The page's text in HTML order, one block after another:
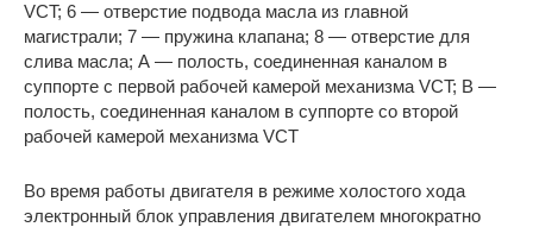
VCT; 6 — отверстие подвода масла из главной
магистрали; 7 — пружина клапана; 8 — отверстие для
слива масла; А — полость, соединенная каналом в
суппорте с первой рабочей камерой механизма VCT; В —
полость, соединенная каналом в суппорте со второй
рабочей камерой механизма VCT
Во время работы двигателя в режиме холостого хода
электронный блок управления двигателем многократно